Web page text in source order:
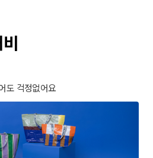
도 걱정없어요